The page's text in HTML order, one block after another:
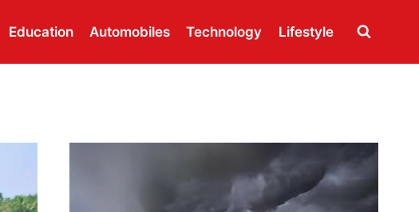
Education Automobiles Technology Lifestyle